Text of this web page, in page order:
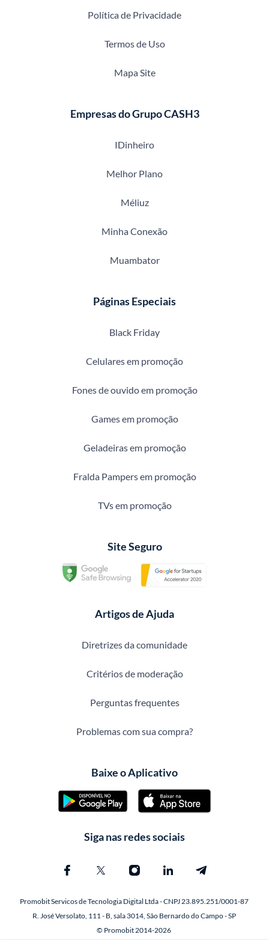
Política de Privacidade
Termos de Uso
Mapa Site
Empresas do Grupo CASH3
IDinheiro
Melhor Plano
Méliuz
Minha Conexão
Muambator
Páginas Especiais
Black Friday
Celulares em promoção
Fones de ouvido em promoção
Games em promoção
Geladeiras em promoção
Fralda Pampers em promoção
TVs em promoção
Site Seguro
Artigos de Ajuda
Diretrizes da comunidade
Critérios de moderação
Perguntas frequentes
Problemas com sua compra?
Baixe o Aplicativo
Siga nas redes sociais
Promobit Servicos de Tecnologia Digital Ltda - CNPJ 23.895.251/0001-87
R. José Versolato, 111 - B, sala 3014, São Bernardo do Campo - SP
© Promobit 2014-2026